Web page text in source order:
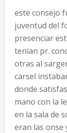
este consejo
juventud del
presenciar
tenian pr.
otras al
carsel
donde
mano con la
en la sala de
eran las onse